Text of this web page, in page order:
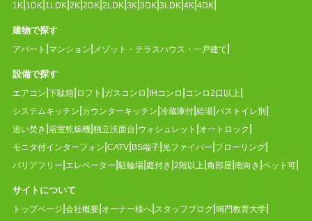
1K 1DK 1LDK 2K 2DK 2LDK 3K 3DK 3LDK 4K 4DK
建物で探す
アパート マンション メゾット・テラスハウス・一戸建て
設備で探す
エアコン 下駄箱 ロフト ガスコンロ IHコンロ コンロ2口以上
システムキッチン カウンターキッチン 冷蔵庫付 給湯 バストイレ別
追い焚き 浴室乾燥機 独立洗面台 ウォシュレット オートロック
モニタ付インターフォン CATV BS端子 光ファイバー フローリング
バリアフリー エレベーター 駐輪場 庭付き 2階以上 角部屋 南向き ペット可
サイトについて
トップページ 会社概要 オーナー様へ スタッフブログ 鳴門教育大学